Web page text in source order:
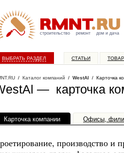
строительство ремонт дом и дача
ВЫБРАТЬ РАЗДЕЛ СТАТЬИ
/ Каталог компаний / WestAl / Карточка
— карточка
Карточка компании Офисы,
производство и